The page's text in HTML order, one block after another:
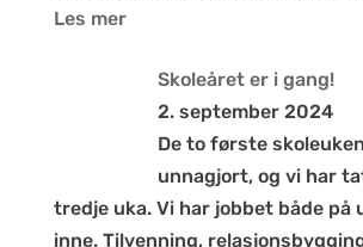
Les mer
Skoleåret er i gang!
2. september 2024
De to første
unnagjort, og vi har
tredje uka. Vi har jobbet både på
inne. Tilvenning,